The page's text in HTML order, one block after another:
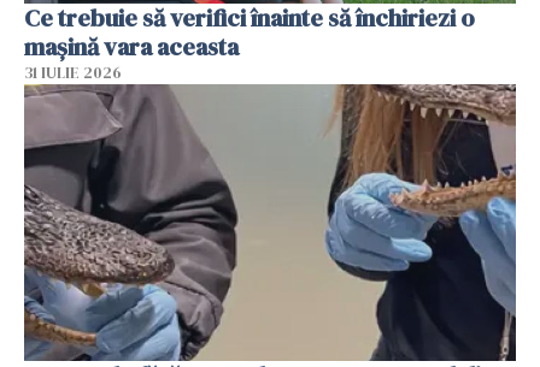
Ce trebuie să verifici înainte să închiriezi o
mașină vara aceasta
31 IULIE 2026